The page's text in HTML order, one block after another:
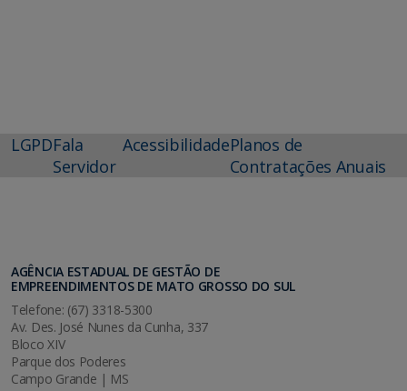
LGPDFala
Servidor
AcessibilidadePlanos de
Contratações Anuais
AGÊNCIA ESTADUAL DE GESTÃO DE
EMPREENDIMENTOS DE MATO GROSSO DO SUL
Telefone: (67) 3318-5300
Av. Des. José Nunes da Cunha, 337
Bloco XIV
Parque dos Poderes
Campo Grande | MS